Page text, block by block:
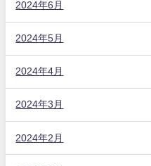
2024年6月
2024年5月
2024年4月
2024年3月
2024年2月